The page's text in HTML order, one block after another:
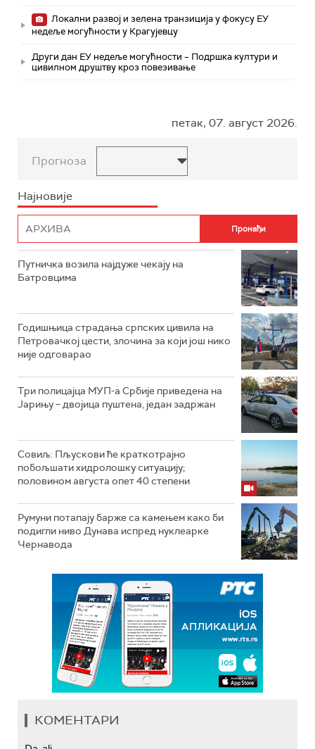
Локални развој и зелена транзиција у фокусу ЕУ
недеље могућности у Крагујевцу
Други дан ЕУ недеље могућности – Подршка култури и
цивилном друштву кроз повезивање
петак, 07. август 2026.
Прогноза
Најновије
Путничка возила најдуже чекају на
Батровцима
Годишњица страдања српских цивила на
Петровачкој цести, злочина за који још нико
није одговарао
Три полицајца МУП-а Србије приведена на
Јарињу – двојица пуштена, један задржан
Совиљ: Пљускови ће краткотрајно
побољшати хидролошку ситуацију;
половином августа опет 40 степени
Румуни потапају барже са камењем како би
подигли ниво Дунава испред нуклеарке
Чернавода
КОМЕНТАРИ